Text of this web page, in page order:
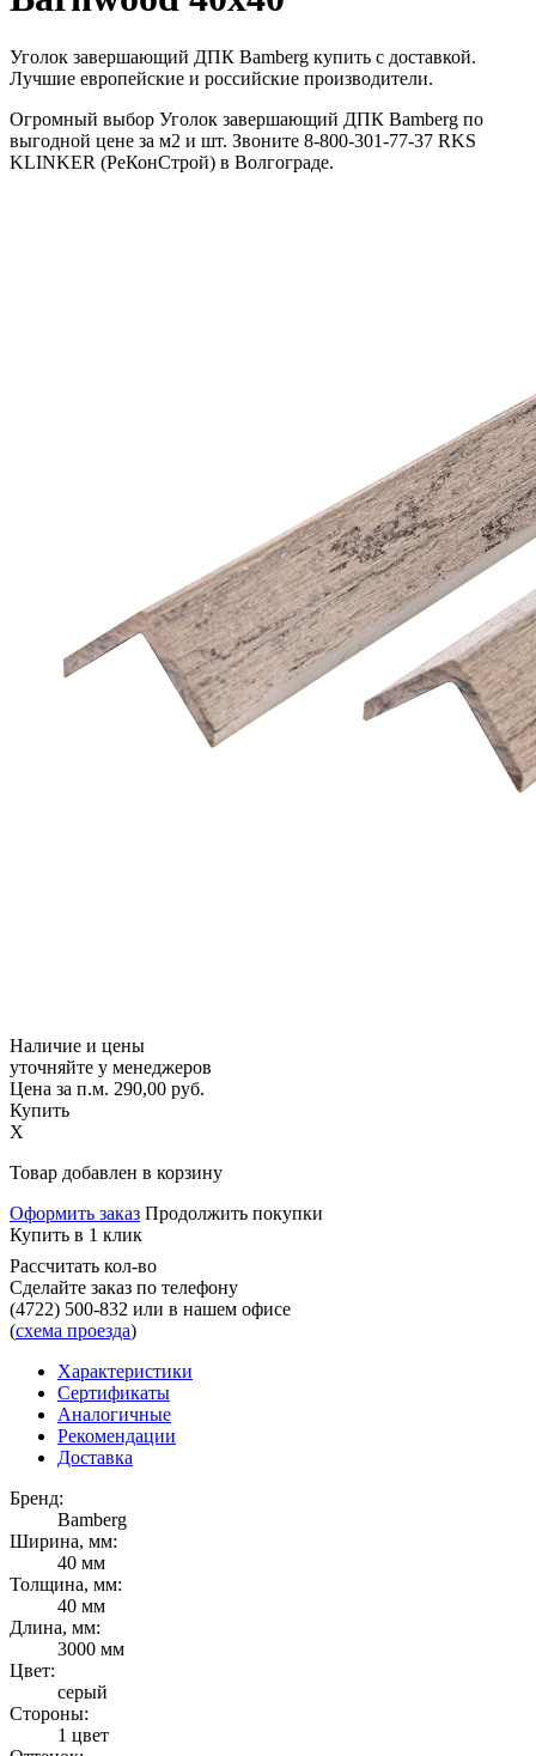
Уголок завершающий ДПК Bamberg купить с доставкой.
Лучшие европейские и российские производители.
Огромный выбор Уголок завершающий ДПК Bamberg по
выгодной цене за м2 и шт. Звоните 8-800-301-77-37 RKS
KLINKER (РеКонСтрой) в Волгограде.
Наличие и цены
уточняйте у менеджеров
Цена за п.м. 290,00 руб.
Купить
X
Товар добавлен в корзину
Оформить заказ Продолжить покупки
Купить в 1 клик
Рассчитать кол-во
Сделайте заказ по телефону
(4722) 500-832 или в нашем офисе
(схема проезда)
Характеристики
Сертификаты
Аналогичные
Рекомендации
Доставка
Бренд:
Bamberg
Ширина, мм:
40 мм
Толщина, мм:
40 мм
Длина, мм:
3000 мм
Цвет:
серый
Стороны:
1 цвет